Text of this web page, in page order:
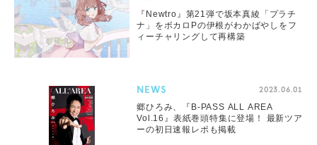
『Newtro』第21弾で坂本真綾「プラチ
ナ」をボカロPの伊根がわかばやしをフ
ィーチャリングして再構築
NEWS 2023.06.01
郷ひろみ、『B-PASS ALL AREA
Vol.16』表紙巻頭特集に登場！ 最新ツア
ーの初日速報レポも掲載